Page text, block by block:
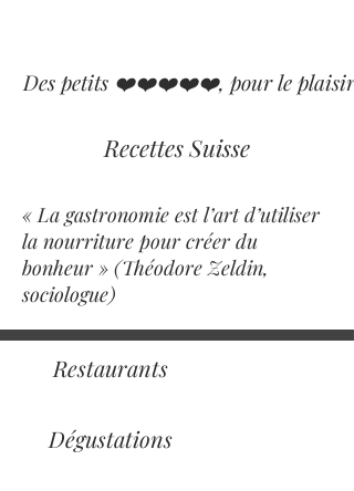
Des petits ❤️❤️❤️❤️❤️, pour le plaisir
Recettes Suisse
« La gastronomie est l’art d’utiliser
la nourriture pour créer du
bonheur » (Théodore Zeldin,
sociologue)
Restaurants
Dégustations